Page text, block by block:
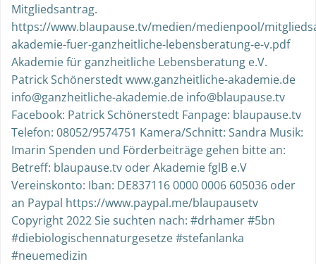
Mitgliedsantrag.
https://www.blaupause.tv/medien/medienpool/
akademie-fuer-ganzheitliche-lebensberatung-e-v.pdf
Akademie für ganzheitliche Lebensberatung e.V.
Patrick Schönerstedt www.ganzheitliche-akademie.de
info@ganzheitliche-akademie.de info@blaupause.tv
Facebook: Patrick Schönerstedt Fanpage: blaupause.tv
Telefon: 08052/9574751 Kamera/Schnitt: Sandra Musik:
Imarin Spenden und Förderbeiträge gehen bitte an:
Betreff: blaupause.tv oder Akademie fglB e.V
Vereinskonto: Iban: DE837116 0000 0006 605036 oder
an Paypal https://www.paypal.me/blaupausetv
Copyright 2022 Sie suchten nach: #drhamer #5bn
#diebiologischennaturgesetze #stefanlanka
#neuemedizin